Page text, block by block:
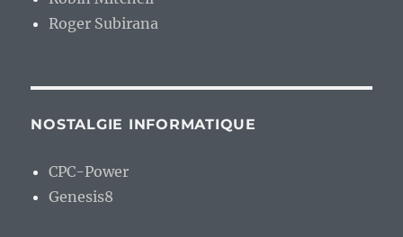
Roger Subirana
NOSTALGIE INFORMATIQUE
CPC-Power
Genesis8